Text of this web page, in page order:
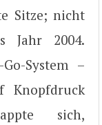
Sitze; nicht
Jahr 2004.
System –
sich,